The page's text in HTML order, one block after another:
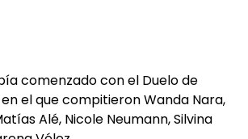
comenzado con el Duelo de
el que compitieron Wanda Nara,
Alé, Nicole Neumann, Silvina